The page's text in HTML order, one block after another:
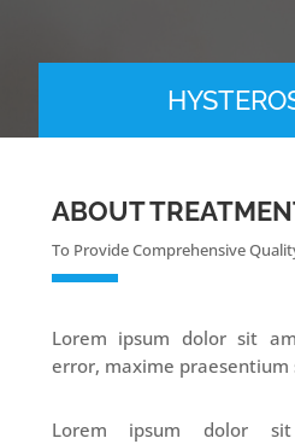
ABOUT
To Provide Comprehensive
Lorem ipsum dolor sit
error, maxime praesentium
Lorem ipsum dolor